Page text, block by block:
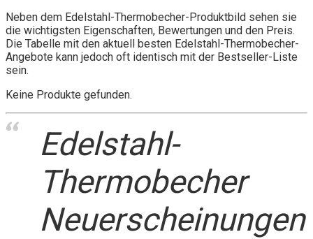
Neben dem Edelstahl-Thermobecher-Produktbild sehen sie
die wichtigsten Eigenschaften, Bewertungen und den Preis.
Die Tabelle mit den aktuell besten Edelstahl-Thermobecher-
Angebote kann jedoch oft identisch mit der Bestseller-Liste
sein.
Keine Produkte gefunden.
Edelstahl-
Thermobecher
Neuerscheinungen